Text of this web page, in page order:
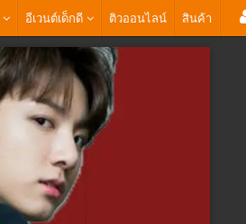
อีเวนต์เด็กดี ติวออนไลน์ สินค้า